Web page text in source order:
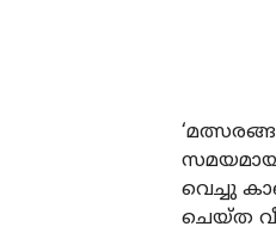
വെച്ചു
ചെയ്ത